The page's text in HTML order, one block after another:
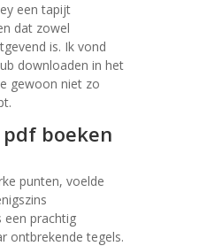
een tapijt
dat zowel
is. Ik vond
downloaden in het
gewoon niet zo
pdf boeken
punten, voelde
een prachtig
ontbrekende tegels.